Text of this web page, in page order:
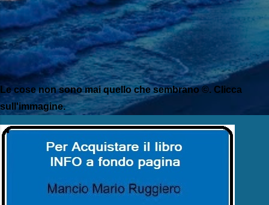
Le cose non sono mai quello che sembrano ©. Clicca
sull'immagine.